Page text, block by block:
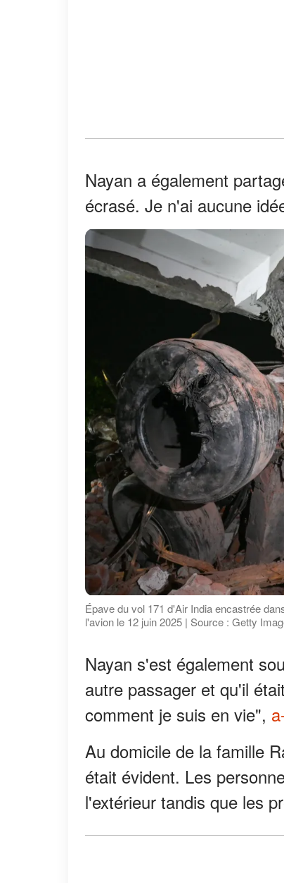
Nayan a également
écrasé. Je n'ai aucune
Épave du vol 171 d'Air India encastrée
l'avion le 12 juin 2025 | Source : Getty
Nayan s'est également
autre passager et qu'il
comment je suis en vie",
Au domicile de la famille
était évident. Les
l'extérieur tandis que les